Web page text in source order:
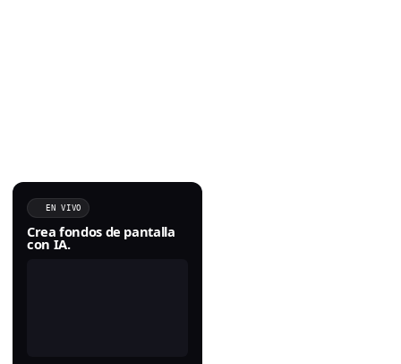
EN VIVO
Crea fondos de pantalla
con IA.